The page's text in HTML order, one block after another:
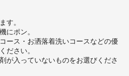
す。
にポン。
ース・お洒落着洗いコースなどの優
ださい。
が入っていないものをお選びくださ